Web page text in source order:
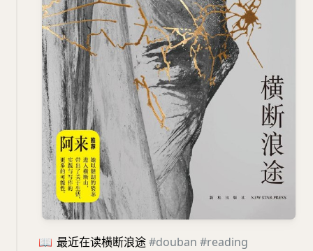
📖 最近在读横断浪途#douban #reading